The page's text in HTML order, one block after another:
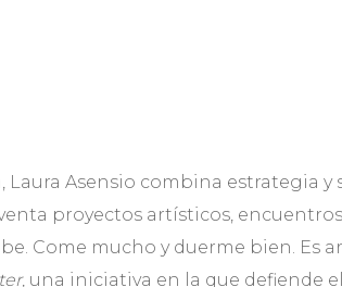
Asensio combina estrategia y
proyectos artísticos,
Come mucho y duerme bien. Es
, una iniciativa en la que defiende